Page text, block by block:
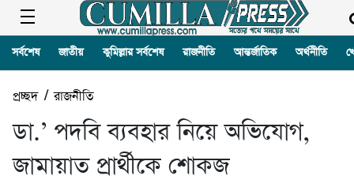
সর্বশেষ জাতীয় কুমিল্লার সর্বশেষ রাজনীতি আন্তর্জাতিক অর্থনীতি
প্রচ্ছদ/রাজনীতি
ডা.’ পদবি ব্যবহার নিয়ে অভিযোগ,
জামায়াত প্রার্থীকে শোকজ